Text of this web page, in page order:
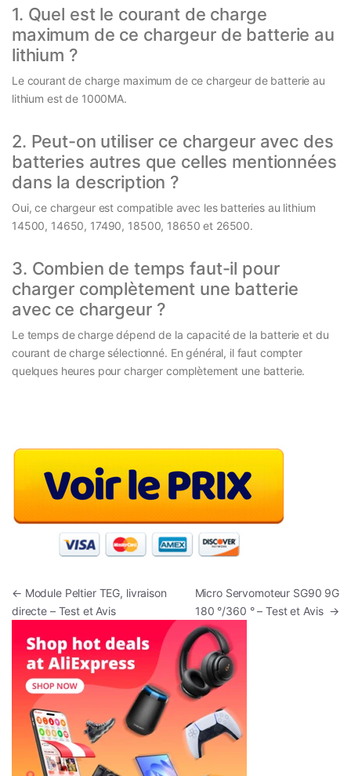
1. Quel est le courant de charge
maximum de ce chargeur de batterie au
lithium ?
Le courant de charge maximum de ce chargeur de batterie au
lithium est de 1000MA.
2. Peut-on utiliser ce chargeur avec des
batteries autres que celles mentionnées
dans la description ?
Oui, ce chargeur est compatible avec les batteries au lithium
14500, 14650, 17490, 18500, 18650 et 26500.
3. Combien de temps faut-il pour
charger complètement une batterie
avec ce chargeur ?
Le temps de charge dépend de la capacité de la batterie et du
courant de charge sélectionné. En général, il faut compter
quelques heures pour charger complètement une batterie.
Navigation de l’article
← Module Peltier TEG, livraison
directe – Test et Avis
Micro Servomoteur SG90 9G
180 °/360 ° – Test et Avis →